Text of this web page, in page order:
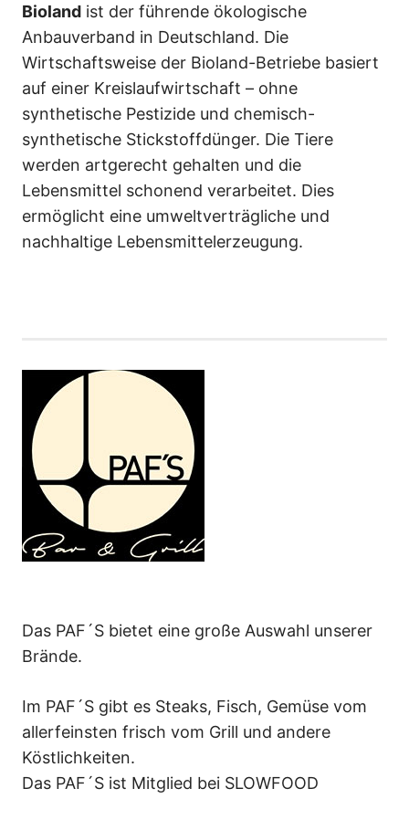
Bioland ist der führende ökologische
Anbauverband in Deutschland. Die
Wirtschaftsweise der Bioland-Betriebe basiert
auf einer Kreislaufwirtschaft – ohne
synthetische Pestizide und chemisch-
synthetische Stickstoffdünger. Die Tiere
werden artgerecht gehalten und die
Lebensmittel schonend verarbeitet. Dies
ermöglicht eine umweltverträgliche und
nachhaltige Lebensmittelerzeugung.
Das PAF´S bietet eine große Auswahl unserer
Brände.
Im PAF´S gibt es Steaks, Fisch, Gemüse vom
allerfeinsten frisch vom Grill und andere
Köstlichkeiten.
Das PAF´S ist Mitglied bei SLOWFOOD